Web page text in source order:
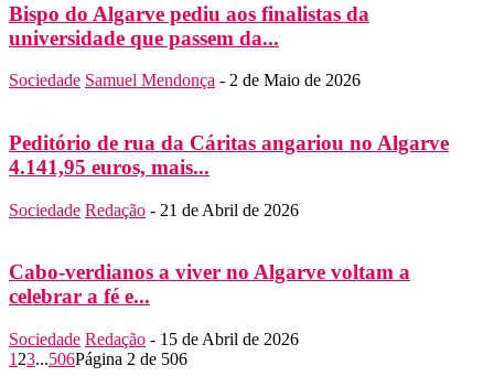
Bispo do Algarve pediu aos finalistas da
universidade que passem da...
Sociedade Samuel Mendonça - 2 de Maio de 2026
Peditório de rua da Cáritas angariou no Algarve
4.141,95 euros, mais...
Sociedade Redação - 21 de Abril de 2026
Cabo-verdianos a viver no Algarve voltam a
celebrar a fé e...
Sociedade Redação - 15 de Abril de 2026
1 23...506Página 2 de 506